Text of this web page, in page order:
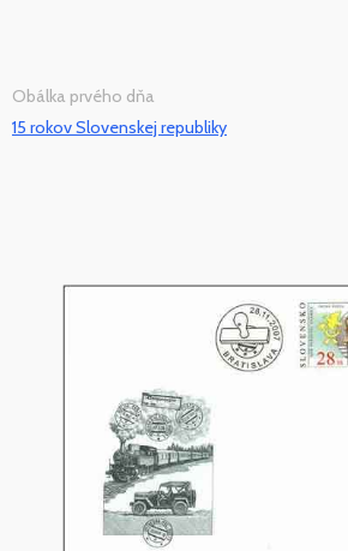
Obálka prvého dňa
15 rokov Slovenskej republiky